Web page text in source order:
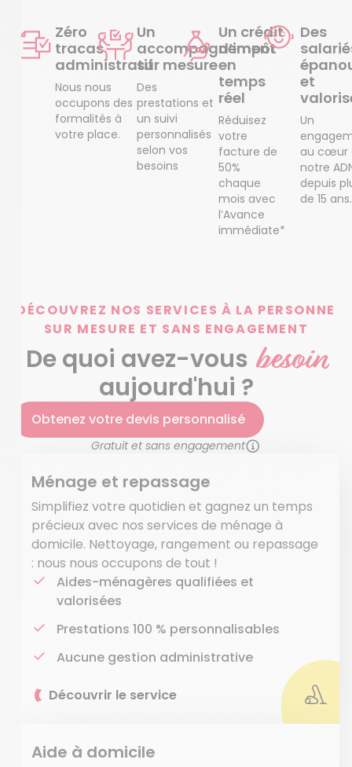
Zéro
tracas
administratif
Nous nous
occupons des
formalités à
votre place.
Un
accompagnement
sur mesure
Des
prestations et
un suivi
personnalisés
selon vos
besoins
Un crédit
d’impôt
en
temps
réel
Réduisez
votre
facture de
50%
chaque
mois avec
l’Avance
immédiate*
Des
et
Un
au cœur
notre
depuis
de 15 ans.
DÉCOUVREZ NOS SERVICES À LA PERSONNE
SUR MESURE ET SANS ENGAGEMENT
De quoi avez-vous besoin
aujourd'hui ?
Obtenez votre devis personnalisé
Gratuit et sans engagement
Ménage et repassage
Simplifiez votre quotidien et gagnez un temps
précieux avec nos services de ménage à
domicile. Nettoyage, rangement ou repassage
: nous nous occupons de tout !
Aides-ménagères qualifiées et
valorisées
Prestations 100 % personnalisables
Aucune gestion administrative
Découvrir le service
Aide à domicile